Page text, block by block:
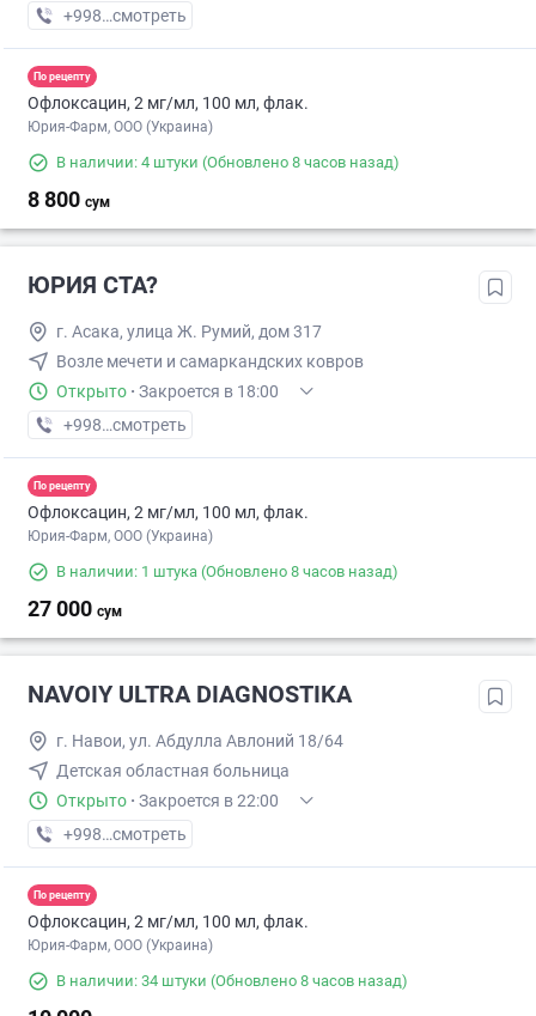
+998 (94) XXX-XX-XX
смотреть
По рецепту
Офлоксацин, 2 мг/мл, 100 мл, флак.
Юрия-Фарм, ООО (Украина)
В наличии: 4 штуки (Обновлено 8 часов назад)
8 800 сум
ЮРИЯ СТА?
г. Асака, улица Ж. Румий, дом 317
Возле мечети и самаркандских ковров
Открыто · Закроется в 18:00
+998 (93) XXX-XX-XX
смотреть
По рецепту
Офлоксацин, 2 мг/мл, 100 мл, флак.
Юрия-Фарм, ООО (Украина)
В наличии: 1 штука (Обновлено 8 часов назад)
27 000 сум
NAVOIY ULTRA DIAGNOSTIKA
г. Навои, ул. Абдулла Авлоний 18/64
Детская областная больница
Открыто · Закроется в 22:00
+998 (90) XXX-XX-XX
смотреть
По рецепту
Офлоксацин, 2 мг/мл, 100 мл, флак.
Юрия-Фарм, ООО (Украина)
В наличии: 34 штуки (Обновлено 8 часов назад)